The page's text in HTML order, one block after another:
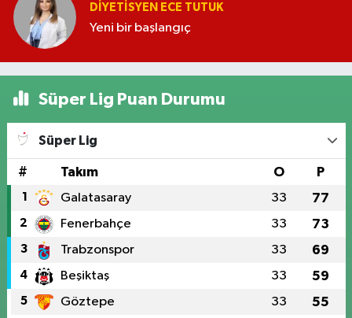
DIYETISYEN ECE TUTUK
Yeni bir başlangıç
Süper Lig Puan Durumu
Süper Lig
# Takım O P
1 Galatasaray 33 77
2 Fenerbahçe 33 73
3 Trabzonspor 33 69
4 Beşiktaş 33 59
5 Göztepe 33 55